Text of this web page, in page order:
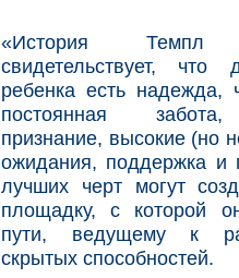
«История Темпл
свидетельствует, что
ребенка есть надежда,
постоянная
признание, высокие (но
ожидания, поддержка и
лучших черт могут
площадку, с которой
пути, ведущему к
скрытых способностей.